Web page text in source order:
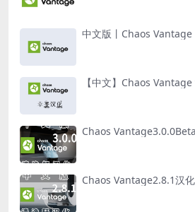
中文版丨Chaos Vantage
【中文】Chaos
Chaos
Chaos Vantage2.8.1汉